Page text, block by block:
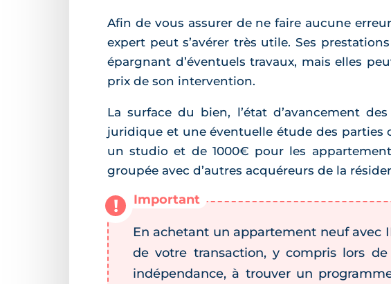
Afin de vous assurer de ne faire aucune
expert peut s’avérer très utile. Ses
épargnant d’éventuels travaux, mais elles
prix de son intervention.
La surface du bien, l’état d’avancement
juridique et une éventuelle étude des
un studio et de 1000€ pour les
groupée avec d’autres acquéreurs de la
En achetant un appartement neuf avec
de votre transaction, y compris lors
indépendance, à trouver un